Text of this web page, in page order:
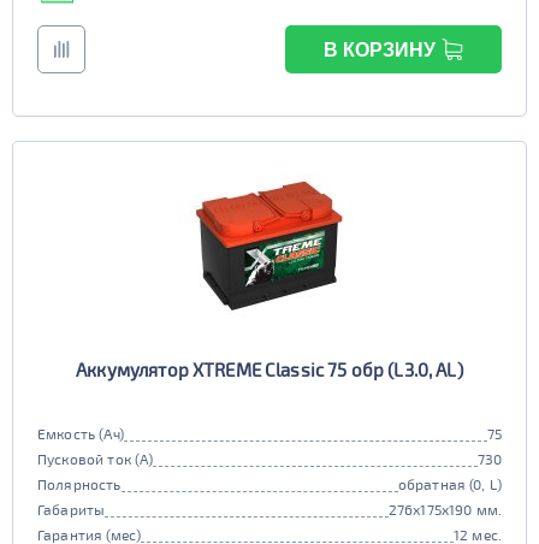
В КОРЗИНУ
Аккумулятор XTREME Classic 75 обр (L3.0, AL)
Емкость (Ач)
75
Пусковой ток (А)
730
Полярность
обратная (0, L)
Габариты
276x175x190 мм.
Гарантия (мес)
12 мес.